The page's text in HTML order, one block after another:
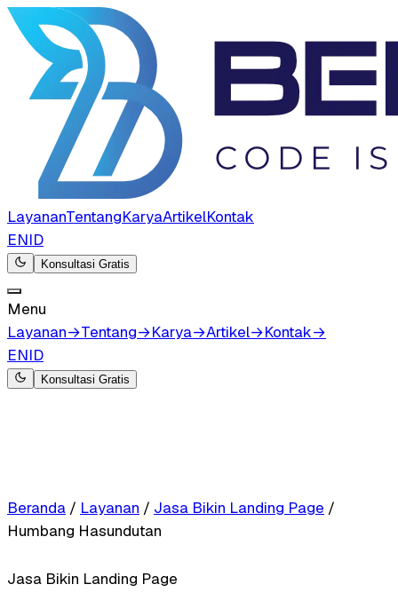
LayananTentangKaryaArtikelKontak
ENID
Konsultasi Gratis
Menu
Layanan→Tentang→Karya→Artikel→Kontak→
ENID
Konsultasi Gratis
Beranda / Layanan / Jasa Bikin Landing Page /
Humbang Hasundutan
Jasa Bikin Landing Page